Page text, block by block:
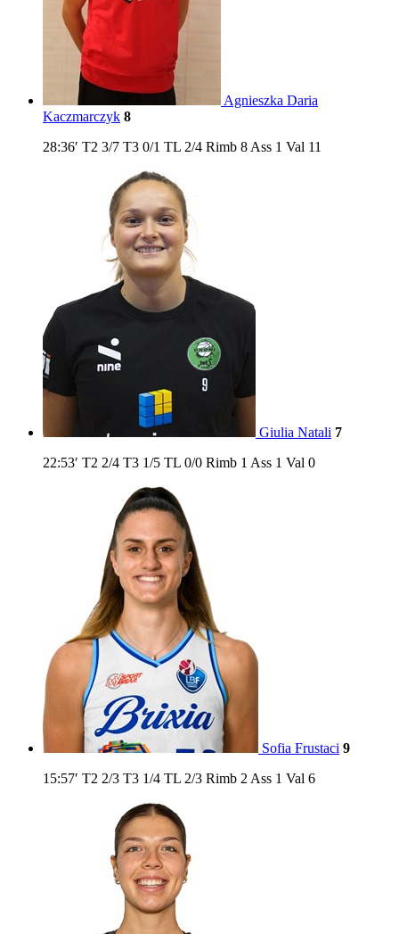
Agnieszka Daria
Kaczmarczyk 8
28:36′ T2 3/7 T3 0/1 TL 2/4 Rimb 8 Ass 1 Val 11
Giulia Natali 7
22:53′ T2 2/4 T3 1/5 TL 0/0 Rimb 1 Ass 1 Val 0
Sofia Frustaci 9
15:57′ T2 2/3 T3 1/4 TL 2/3 Rimb 2 Ass 1 Val 6